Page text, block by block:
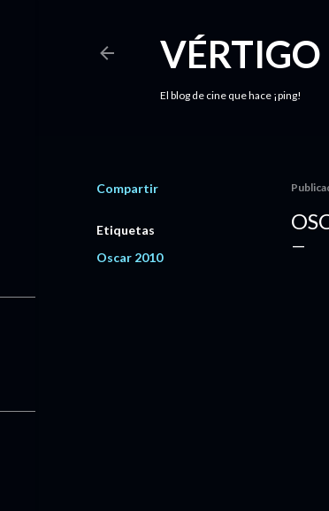
VÉRTIGO
El blog de cine que hace ¡ping!
Compartir
Etiquetas
Oscar 2010